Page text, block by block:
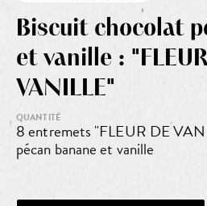
Biscuit chocolat
et vanille :
VANILLE"
QUANTITÉ
8 entremets "FLEUR DE
pécan banane et vanille